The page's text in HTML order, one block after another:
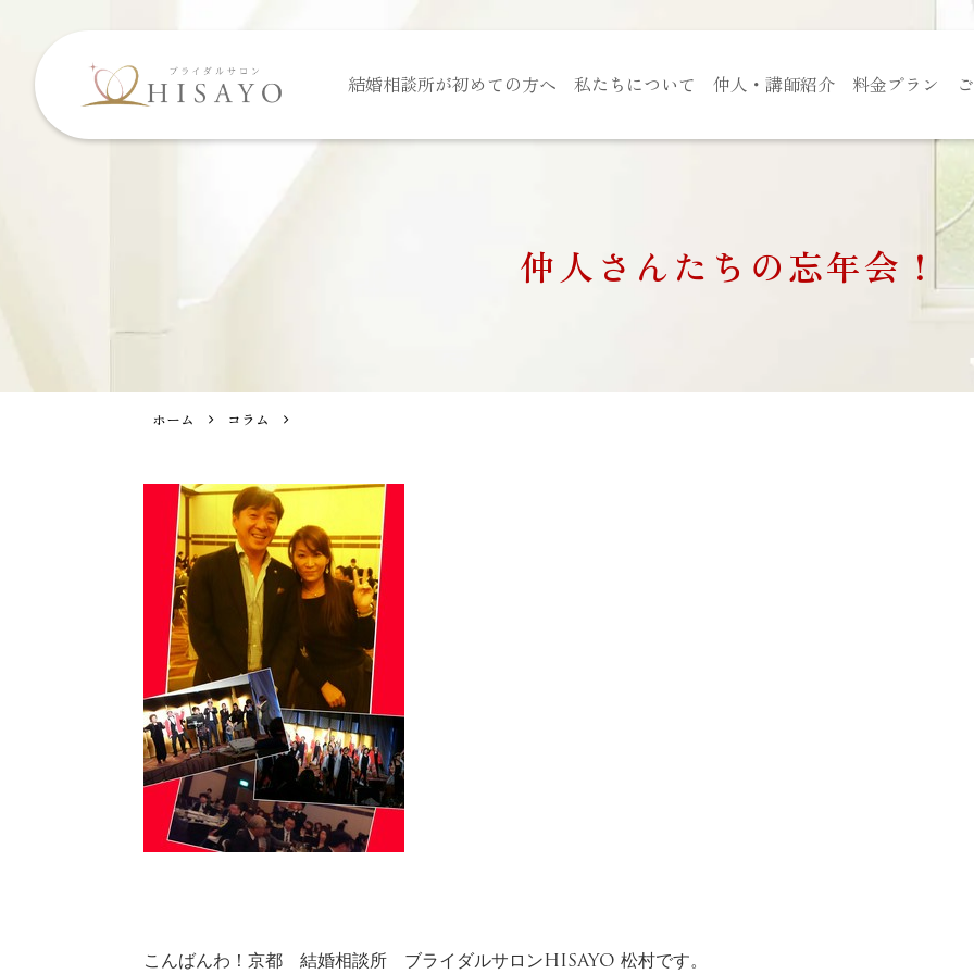
結婚相談所が初めての方へ 私たちについて 仲人・講師紹介 料金プラン
仲人さんたちの忘年会！
ホーム コラム
こんばんわ！京都 結婚相談所 ブライダルサロンHISAYO 松村です。